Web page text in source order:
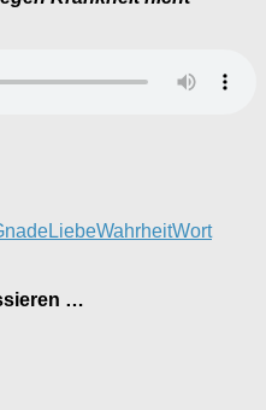
LiebeWahrheitWort
…